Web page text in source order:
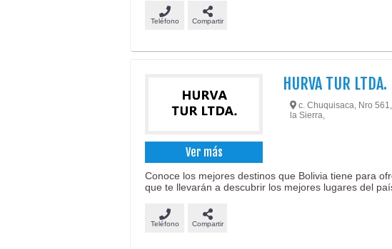
Teléfono Compartir
Ver más
HURVA TUR LTDA.
c. Chuquisaca, Nro
la Sierra,
Conoce los mejores destinos que Bolivia tiene para
que te llevarán a descubrir los mejores lugares del
Teléfono Compartir